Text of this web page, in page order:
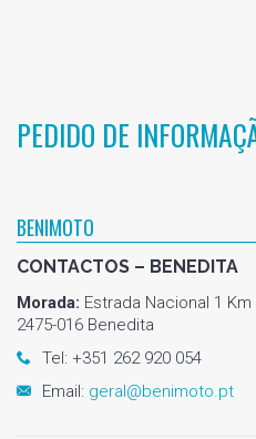
PEDIDO DE
BENIMOTO
CONTACTOS – BENEDITA
Morada: Estrada Nacional 1 Km
2475-016 Benedita
Tel: +351 262 920 054
Email: geral@benimoto.pt